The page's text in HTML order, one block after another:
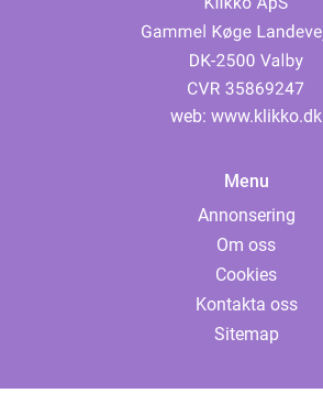
web: www.klikko.dk
Menu
Annonsering
Om oss
Cookies
Kontakta oss
Sitemap